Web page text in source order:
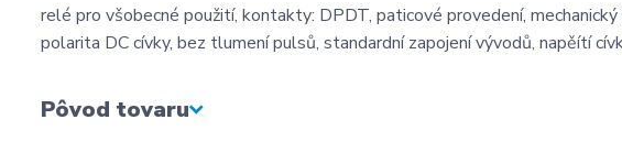
relé pro všobecné použití, kontakty: DPDT, paticové provedení,
polarita DC cívky, bez tlumení pulsů, standardní zapojení vývodů, napěítí
Pôvod tovaru